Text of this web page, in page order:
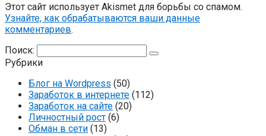
Этот сайт использует Akismet для борьбы со спамом.
Узнайте, как обрабатываются ваши данные
комментариев.
Поиск:
Рубрики
Блог на Wordpress (50)
Заработок в интернете (112)
Заработок на сайте (20)
Личностный рост (6)
Обман в сети (13)